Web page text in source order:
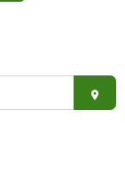
place